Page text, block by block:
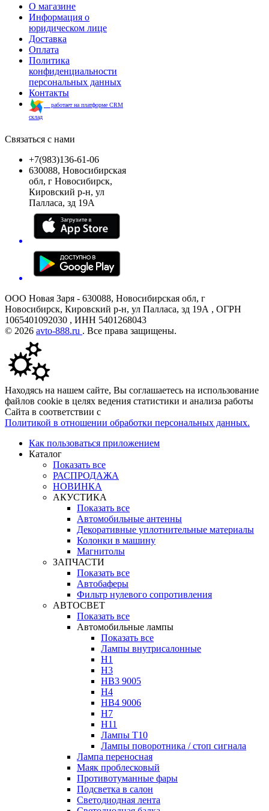
О магазине
Информация о
юридическом лице
Доставка
Оплата
Политика
конфиденциальности
персональных данных
Контакты
работает на платформе CRM
склад
Связаться с нами
+7(983)136-61-06
630088, Новосибирская
обл, г Новосибирск,
Кировский р-н, ул
Палласа, зд 19А
ООО Новая Заря - 630088, Новосибирская обл, г
Новосибирск, Кировский р-н, ул Палласа, зд 19А , ОГРН
1065401092030 , ИНН 5401268043
© 2026 avto-888.ru . Все права защищены.
Находясь на нашем сайте, Вы соглашаетесь на использование
файлов cookie в целях ведения статистики и анализа работы
Сайта в соответствии с
Политикой в отношении обработки персональных данных.
Как пользоваться приложением
Каталог
Показать все
РАСПРОДАЖА
НОВИНКА
АКУСТИКА
Показать все
Автомобильные антенны
Декоративные уплотнительные материалы
Колонки в машину
Магнитолы
ЗАПЧАСТИ
Показать все
Автобаферы
Фильтр нулевого сопротивления
АВТОСВЕТ
Показать все
Автомобильные лампы
Показать все
Лампы внутрисалонные
H1
H3
HB3 9005
H4
HB4 9006
H7
H11
Лампы Т10
Лампы поворотника / стоп сигнала
Лампа переносная
Маяк проблесковый
Противотуманные фары
Подсветка в салон
Светодиодная лента